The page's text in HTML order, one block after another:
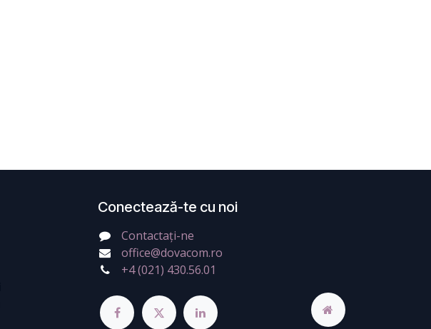
Conectează-te cu noi
Contactați-ne
office@dovacom.ro
+4 (021) 430.56.01